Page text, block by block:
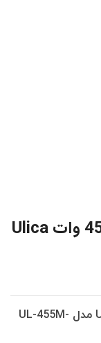
پنل خورشیدی مونوکریستال 455 وات Ulica
پنل خورشیدی مونوکریستال 455 وات Ulica مدل UL-455M-